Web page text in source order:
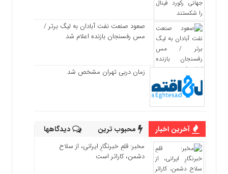
صعود صنعت نفت آبادان به لیگ برتر /
مس رفسنجان بازنده اعلام شد
زمان دربی تهران مشخص شد
آخرین اخبار محبوب ترین دیدگاهها
مخبر: قلمِ خبرنگارِ ایرانی، از سلاح
دشمن، کاراتر است